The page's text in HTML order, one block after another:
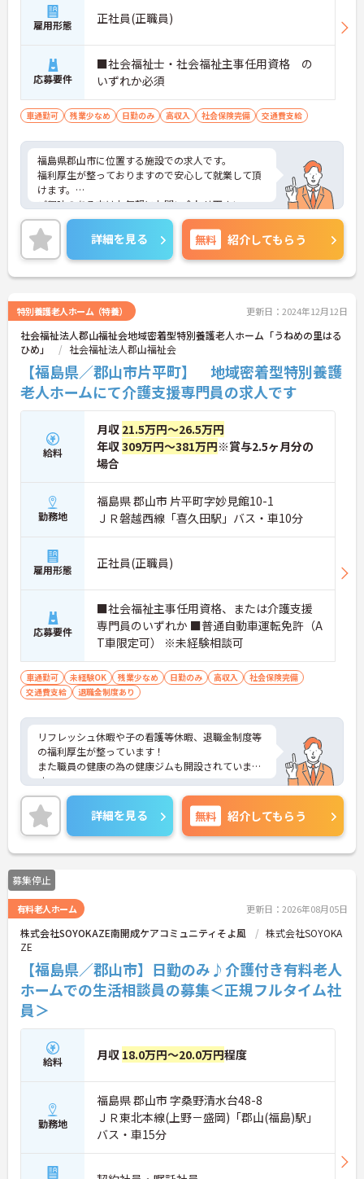
雇用形態 正社員(正職員)
応募要件
■社会福祉士・社会福祉主事任用資格 の
いずれか必須
車通勤可 残業少なめ 日勤のみ 高収入 社会保険完備 交通費支給
福島県郡山市に位置する施設での求人です。
福利厚生が整っておりますので安心して就業して頂
けます。
ご興味のある方はお気軽にお問い合わせ下さい。
詳細を見る 無料 紹介してもらう
特別養護老人ホーム（特養） 更新日：2024年12月12日
社会福祉法人郡山福祉会地域密着型特別養護老人ホーム「うねめの里はる
ひめ」
社会福祉法人郡山福祉会
【福島県／郡山市片平町】 地域密着型特別養護
老人ホームにて介護支援専門員の求人です
給料
月収 21.5万円～26.5万円
年収309万円～381万円※賞与2.5ヶ月分の
場合
勤務地
福島県 郡山市 片平町字妙見館10-1
ＪＲ磐越西線「喜久田駅」バス・車10分
雇用形態 正社員(正職員)
応募要件
■社会福祉主事任用資格、または介護支援
専門員のいずれか ■普通自動車運転免許（A
T車限定可） ※未経験相談可
車通勤可 未経験OK 残業少なめ 日勤のみ 高収入
社会保険完備
交通費支給
退職金制度あり
リフレッシュ休暇や子の看護等休暇、退職金制度等
の福利厚生が整っています！
また職員の健康の為の健康ジムも開設されていま
す。
ご興味ある方には、面接対策ポイントなど、さらに
詳細をお話しいたしますのでお気軽にご相談くださ
い！
詳細を見る 無料 紹介してもらう
募集停止
有料老人ホーム 更新日：2026年08月05日
株式会社SOYOKAZE南開成ケアコミュニティそよ風
株式会社SOYOKA
ZE
【福島県／郡山市】日勤のみ♪介護付き有料老人
ホームでの生活相談員の募集＜正規フルタイム社
員＞
給料 月収 18.0万円～20.0万円程度
勤務地
福島県 郡山市 字桑野清水台48-8
ＪＲ東北本線(上野－盛岡)「郡山(福島)駅」
バス・車15分